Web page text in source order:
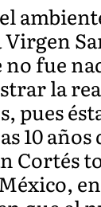
Virgen
no fue
la
pues
10 años
Cortés